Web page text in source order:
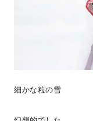
細かな粒の雪